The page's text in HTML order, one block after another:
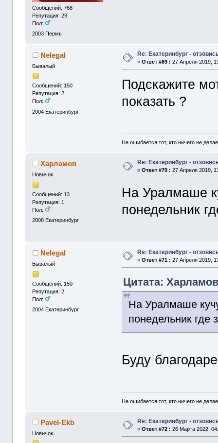
Сообщений: 768
Репутация: 29
Пол:
2003 Пермь
Nelegal
Бывалый
Сообщений: 150
Репутация: 2
Пол:
2004 Екатеринбург
Re: Екатеринбург -
«Ответ #69 : 27 Апреля 2019,
Подскажите
показать ?
Не ошибается тот, кто ничего не
Харламов
Новичок
Сообщений: 13
Репутация: 1
Пол:
2008 Екатеринбург
Re: Екатеринбург -
«Ответ #70 : 27 Апреля 2019,
На Уралмаше
понедельник
Nelegal
Бывалый
Сообщений: 150
Репутация: 2
Пол:
2004 Екатеринбург
Re: Екатеринбург -
«Ответ #71 : 27 Апреля 2019,
Цитата:
На Уралмаше
понедельник где
Буду
Не ошибается тот, кто ничего не
Pavel-Ekb
Новичок
Re: Екатеринбург -
«Ответ #72 : 26 Марта 2022,